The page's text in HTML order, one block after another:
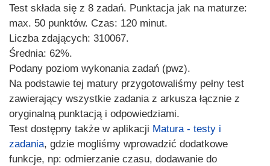
Test składa się z 8 zadań. Punktacja jak na maturze:
max. 50 punktów. Czas: 120 minut.
Liczba zdających: 310067.
Średnia: 62%.
Podany poziom wykonania zadań (pwz).
Na podstawie tej matury przygotowaliśmy pełny test
zawierający wszystkie zadania z arkusza łącznie z
oryginalną punktacją i odpowiedziami.
Test dostępny także w aplikacji Matura - testy i
zadania, gdzie mogliśmy wprowadzić dodatkowe
funkcje, np: odmierzanie czasu, dodawanie do